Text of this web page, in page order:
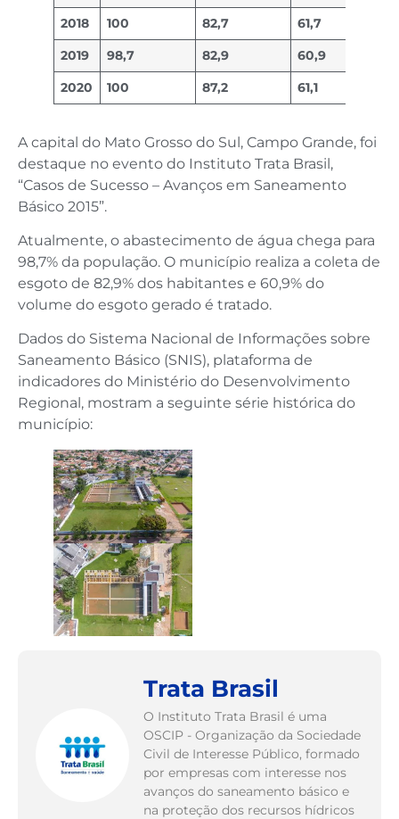
2018
100 82,7
61,7
2019
98,7 82,9
60,9
2020
100 87,2 61,1
A capital do Mato Grosso do Sul, Campo Grande, foi
destaque no evento do Instituto Trata Brasil,
“Casos de Sucesso – Avanços em Saneamento
Básico 2015”.
Atualmente, o abastecimento de água chega para
98,7% da população. O município realiza a coleta de
esgoto de 82,9% dos habitantes e 60,9% do
volume do esgoto gerado é tratado.
Dados do Sistema Nacional de Informações sobre
Saneamento Básico (SNIS), plataforma de
indicadores do Ministério do Desenvolvimento
Regional, mostram a seguinte série histórica do
município:
Trata Brasil
O Instituto Trata Brasil é uma
OSCIP - Organização da Sociedade
Civil de Interesse Público, formado
por empresas com interesse nos
avanços do saneamento básico e
na proteção dos recursos hídricos